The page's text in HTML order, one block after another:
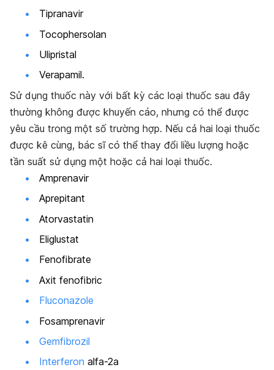
Tipranavir
Tocophersolan
Ulipristal
Verapamil.
Sử dụng thuốc này với bất kỳ các loại thuốc sau đây
thường không được khuyến cáo, nhưng có thể được
yêu cầu trong một số trường hợp. Nếu cả hai loại thuốc
được kê cùng, bác sĩ có thể thay đổi liều lượng hoặc
tần suất sử dụng một hoặc cả hai loại thuốc.
Amprenavir
Aprepitant
Atorvastatin
Eliglustat
Fenofibrate
Axit fenofibric
Fluconazole
Fosamprenavir
Gemfibrozil
Interferon alfa-2a